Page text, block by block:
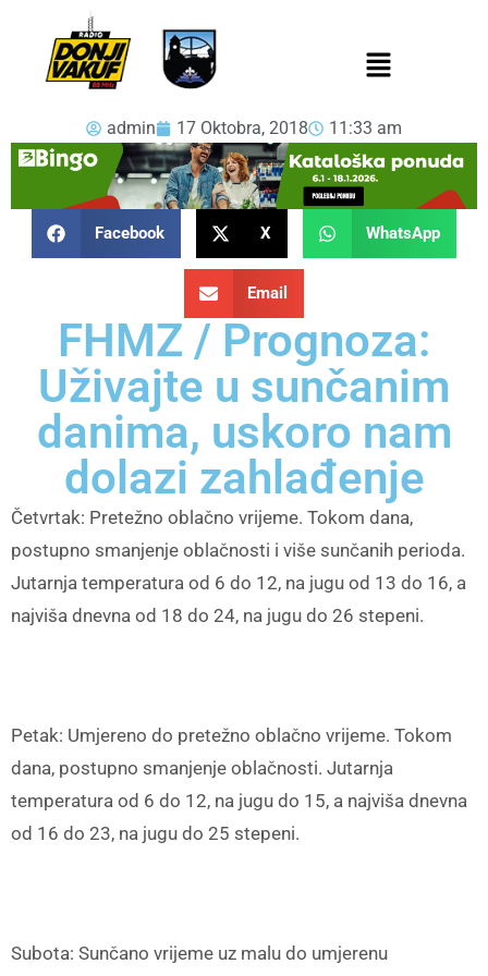
admin 17 Oktobra, 2018 11:33 am
Facebook X WhatsApp
Email
FHMZ / Prognoza:
Uživajte u sunčanim
danima, uskoro nam
dolazi zahlađenje
Četvrtak: Pretežno oblačno vrijeme. Tokom dana,
postupno smanjenje oblačnosti i više sunčanih perioda.
Jutarnja temperatura od 6 do 12, na jugu od 13 do 16, a
najviša dnevna od 18 do 24, na jugu do 26 stepeni.
Petak: Umjereno do pretežno oblačno vrijeme. Tokom
dana, postupno smanjenje oblačnosti. Jutarnja
temperatura od 6 do 12, na jugu do 15, a najviša dnevna
od 16 do 23, na jugu do 25 stepeni.
Subota: Sunčano vrijeme uz malu do umjerenu